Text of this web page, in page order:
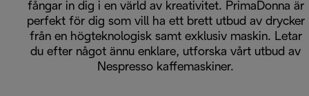
fångar in dig i en värld av kreativitet. PrimaDonna är
perfekt för dig som vill ha ett brett utbud av drycker
från en högteknologisk samt exklusiv maskin. Letar
du efter något ännu enklare, utforska vårt utbud av
Nespresso kaffemaskiner.